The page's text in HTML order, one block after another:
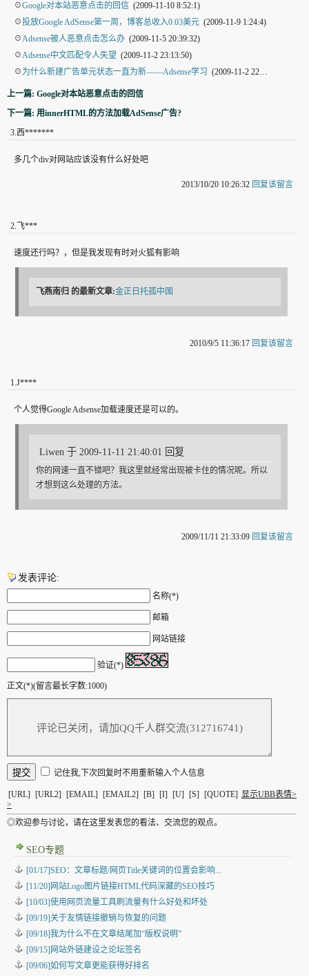
☉Google对本站恶意点击的回信 (2009-11-10 8:52:1)
☉投放Google AdSense第一周，博客总收入0.03美元 (2009-11-9 1:24:4)
☉Adsense被人恶意点击怎么办 (2009-11-5 20:39:32)
☉Adsense中文匹配令人失望 (2009-11-2 23:13:50)
☉ 为什么新建广告单元状态一直为新——Adsense学习 (2009-11-2 22:44:29)
上一篇: Google对本站恶意点击的回信
下一篇: 用innerHTML的方法加载AdSense广告?
3.西*******
多几个div对网站应该没有什么好处吧
2013/10/20 10:26:32 回复该留言
2. 飞***
速度还行吗？，但是我发现有时对火狐有影响
飞燕南归 的最新文章:金正日托孤中国
2010/9/5 11:36:17 回复该留言
1.J****
个人觉得Google Adsense加载速度还是可以的。
Liwen 于 2009-11-11 21:40:01 回复
你的网速一直不错吧？我这里就经常出现被卡住的情况呢。所以
才想到这么处理的方法。
2009/11/11 21:33:09 回复该留言
发表评论:
名称(*)
邮箱
网站链接
验证(*)
正文(*)(留言最长字数:1000)
记住我,下次回复时不用重新输入个人信息
[URL] [URL2] [EMAIL] [EMAIL2] [B] [I] [U] [S] [QUOTE] 显示UBB表情>
>
◎欢迎参与讨论，请在这里发表您的看法、交流您的观点。
SEO专题
[01/17]SEO：文章标题/网页Title关键词的位置会影响...
[11/20]网站Logo图片链接HTML代码深藏的SEO技巧
[10/03]使用网页流量工具刷流量有什么好处和坏处
[09/19]关于友情链接撤销与恢复的问题
[09/18]我为什么不在文章结尾加“版权说明”
[09/15]网站外链建设之论坛签名
[09/06]如何写文章更能获得好排名